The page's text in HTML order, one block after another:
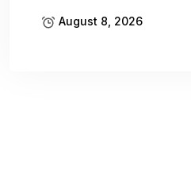
August 8, 2026